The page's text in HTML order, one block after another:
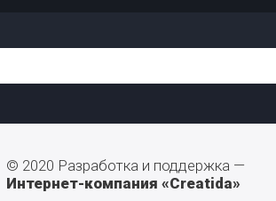
© 2020 Разработка и поддержка —
Интернет-компания «Creatida»